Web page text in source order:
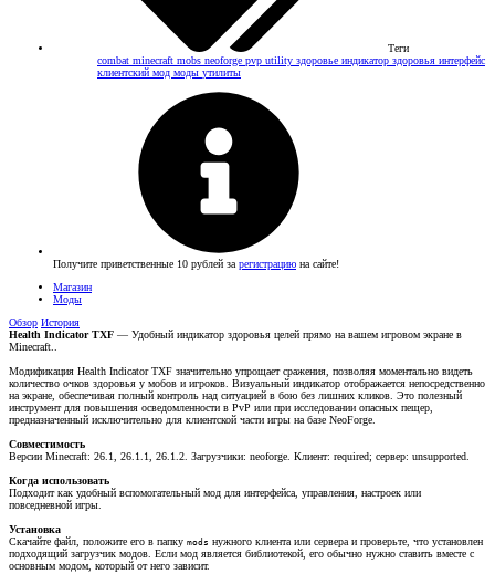
Теги
combat minecraft mobs neoforge pvp utility здоровье индикатор здоровья интерфейс
клиентский мод моды утилиты
Получите приветственные 10 рублей за регистрацию на сайте!
Магазин
Моды
Обзор История
Health Indicator TXF — Удобный индикатор здоровья целей прямо на вашем игровом экране в
Minecraft..
Модификация Health Indicator TXF значительно упрощает сражения, позволяя моментально видеть
количество очков здоровья у мобов и игроков. Визуальный индикатор отображается непосредственно
на экране, обеспечивая полный контроль над ситуацией в бою без лишних кликов. Это полезный
инструмент для повышения осведомленности в PvP или при исследовании опасных пещер,
предназначенный исключительно для клиентской части игры на базе NeoForge.
Совместимость
Версии Minecraft: 26.1, 26.1.1, 26.1.2. Загрузчики: neoforge. Клиент: required; сервер: unsupported.
Когда использовать
Подходит как удобный вспомогательный мод для интерфейса, управления, настроек или
повседневной игры.
Установка
Скачайте файл, положите его в папку mods нужного клиента или сервера и проверьте, что установлен
подходящий загрузчик модов. Если мод является библиотекой, его обычно нужно ставить вместе с
основным модом, который от него зависит.